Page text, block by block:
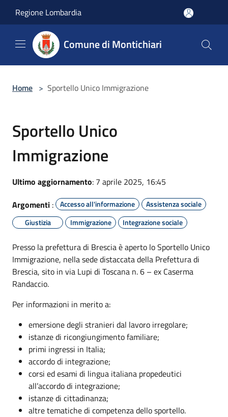
Regione Lombardia
Comune di Montichiari
Home > Sportello Unico Immigrazione
Sportello Unico
Immigrazione
Ultimo aggiornamento: 7 aprile 2025, 16:45
Argomenti : Accesso all'informazione
Assistenza sociale
Giustizia
Immigrazione Integrazione sociale
Presso la prefettura di Brescia è aperto lo Sportello Unico
Immigrazione, nella sede distaccata della Prefettura di
Brescia, sito in via Lupi di Toscana n. 6 – ex Caserma
Randaccio.
Per informazioni in merito a:
emersione degli stranieri dal lavoro irregolare;
istanze di ricongiungimento familiare;
primi ingressi in Italia;
accordo di integrazione;
corsi ed esami di lingua italiana propedeutici
all’accordo di integrazione;
istanze di cittadinanza;
altre tematiche di competenza dello sportello.